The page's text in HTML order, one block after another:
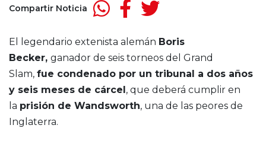
Compartir Noticia
El legendario extenista alemán Boris
Becker, ganador de seis torneos del Grand
Slam, fue condenado por un tribunal a dos años
y seis meses de cárcel , que deberá cumplir en
la prisión de Wandsworth, una de las peores de
Inglaterra.